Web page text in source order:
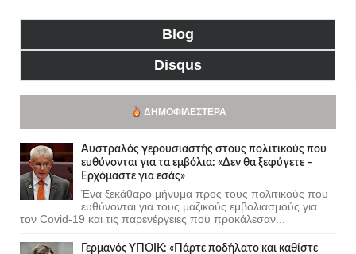
Blog
Disqus
ΔΗΜΟΦΙΛΈΣΤΕΡΑ
Αυστραλός γερουσιαστής στους πολιτικούς που
ευθύνονται για τα εμβόλια: «Δεν θα ξεφύγετε –
Ερχόμαστε για εσάς»
Ένα ξεκάθαρο μήνυμα προς τους πολιτικούς που
ευθύνονται για τους μαζικούς εμβολιασμούς για
τον Covid-19 και τις παρενέργειες που προκάλεσαν...
Γερμανός ΥΠΟΙΚ: «Πάρτε ποδήλατο και καθίστε